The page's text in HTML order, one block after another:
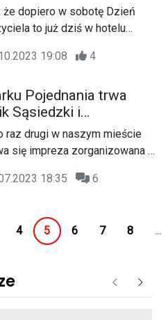
na przyczepie. Ekipie w
towarzyszy królowa śniegu,
pracy. Odebrali
starosty powiatu
kozielskiego
że dopiero w sobotę Dzień
to już dziś w hotelu
odbierając odznaczenia za
Nagrodzono dziesięciu
szkół i placówek,
nauczycieli szkół, ale
wręczono odznaczenia
19:08 4
Pojednania trwa
Sąsiedzki i
koncerty!
raz drugi w naszym mieście
się impreza zorganizowana w
Koźlu”. Piknik rodzinny
nic w tym dziwnego bo
naprawdę nie brakuje.
18:35 6
4 5 6 7 8 ...
Poprzednie